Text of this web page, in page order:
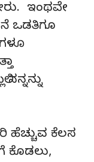
ಇಂಥವೇ
ಒಡತಿಗೂ
ಹೆಚ್ಚುವ ಕೆಲಸ
ಕೊಡಲು,